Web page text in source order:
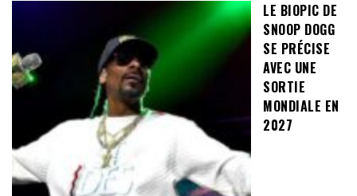
LE BIOPIC DE
SNOOP DOGG
SE PRÉCISE
AVEC UNE
SORTIE
MONDIALE EN
2027